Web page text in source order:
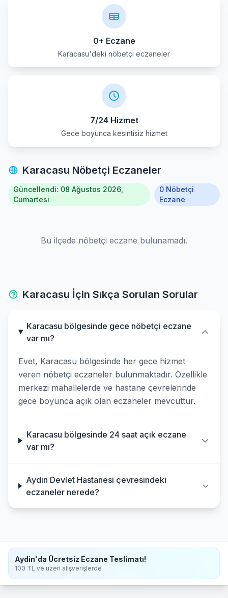
0+ Eczane
Karacasu'deki nöbetçi eczaneler
7/24 Hizmet
Gece boyunca kesintisiz hizmet
Karacasu Nöbetçi Eczaneler
Güncellendi: 08 Ağustos 2026,
Cumartesi
0 Nöbetçi
Eczane
Bu ilçede nöbetçi eczane bulunamadı.
Karacasu İçin Sıkça Sorulan Sorular
Karacasu bölgesinde gece nöbetçi eczane
var mı?
Evet, Karacasu bölgesinde her gece hizmet
veren nöbetçi eczaneler bulunmaktadır. Özellikle
merkezi mahallelerde ve hastane çevrelerinde
gece boyunca açık olan eczaneler mevcuttur.
Karacasu bölgesinde 24 saat açık eczane
var mı?
Aydin Devlet Hastanesi çevresindeki
eczaneler nerede?
Aydin'da Ücretsiz Eczane Teslimatı!
100 TL ve üzeri alışverişlerde